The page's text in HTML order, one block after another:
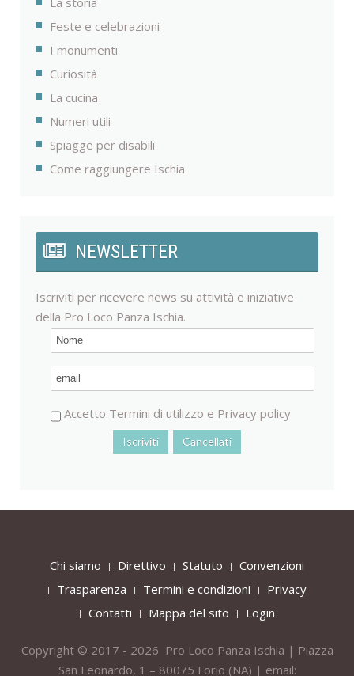
Feste e celebrazioni
I monumenti
Curiosità
La cucina
Numeri utili
Spiagge per disabili
Come raggiungere Ischia
NEWSLETTER
Iscriviti per ricevere news su attività e iniziative
della Pro Loco Panza Ischia.
Accetto Termini di utilizzo e Privacy policy
Chi siamo Direttivo Statuto
Convenzioni
Trasparenza
Termini e condizioni
Privacy
Contatti
Mappa del sito Login
Copyright © 2017 - 2026 Pro Loco Panza Ischia | Piazza
San Leonardo, 1 – 80075 Forio (NA) | email: